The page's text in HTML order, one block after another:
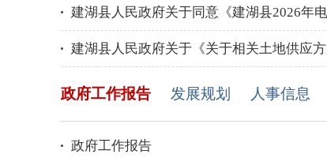
建湖县人民政府关于同意《建湖县2026年
建湖县人民政府关于《关于相关土地供应
政府工作报告 发展规划 人事信息
政府工作报告